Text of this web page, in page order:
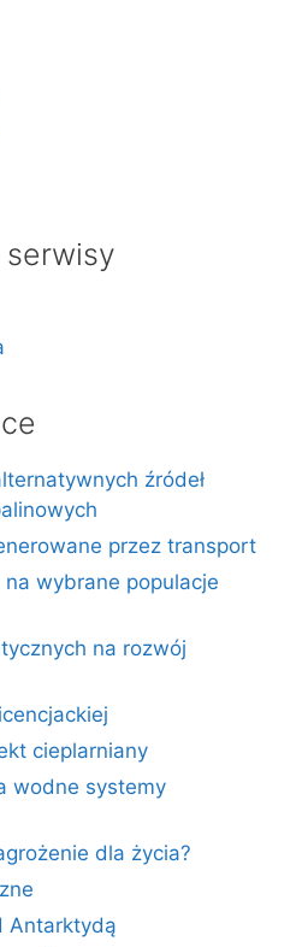
serwisy
źródeł
przez transport
na wybrane populacje
na rozwój
cieplarniany
wodne systemy
dla życia?
Antarktydą